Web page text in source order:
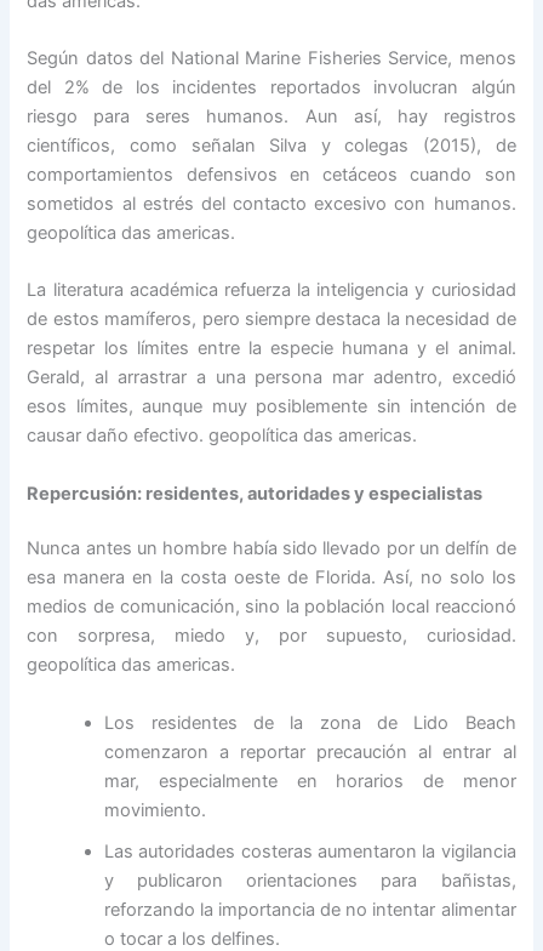
Según datos del National Marine Fisheries Service, menos
del 2% de los incidentes reportados involucran algún
riesgo para seres humanos. Aun así, hay registros
científicos, como señalan Silva y colegas (2015), de
comportamientos defensivos en cetáceos cuando son
sometidos al estrés del contacto excesivo con humanos.
geopolítica das americas.
La literatura académica refuerza la inteligencia y curiosidad
de estos mamíferos, pero siempre destaca la necesidad de
respetar los límites entre la especie humana y el animal.
Gerald, al arrastrar a una persona mar adentro, excedió
esos límites, aunque muy posiblemente sin intención de
causar daño efectivo. geopolítica das americas.
Repercusión: residentes, autoridades y especialistas
Nunca antes un hombre había sido llevado por un delfín de
esa manera en la costa oeste de Florida. Así, no solo los
medios de comunicación, sino la población local reaccionó
con sorpresa, miedo y, por supuesto, curiosidad.
geopolítica das americas.
Los residentes de la zona de Lido Beach
comenzaron a reportar precaución al entrar al
mar, especialmente en horarios de menor
movimiento.
Las autoridades costeras aumentaron la vigilancia
y publicaron orientaciones para bañistas,
reforzando la importancia de no intentar alimentar
o tocar a los delfines.